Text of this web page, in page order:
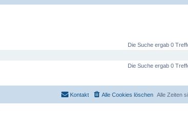
Die Suche ergab 0
Die Suche ergab 0
Alle Zeiten
Alle Cookies löschen
Kontakt